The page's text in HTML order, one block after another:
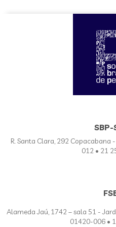
SBP-
R. Santa Clara, 292 Copacabana
012 • 21
Alameda Jaú, 1742 – sala 51 -
01420-006 •